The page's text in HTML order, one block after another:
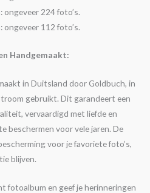
224 foto’s.
112 foto’s.
Handgemaakt:
in Duitsland door Goldbuch, in
gebruikt. Dit garandeert een
vervaardigd met liefde en
beschermen voor vele jaren. De
voor je favoriete foto’s,
blijven.
fotoalbum en geef je herinneringen